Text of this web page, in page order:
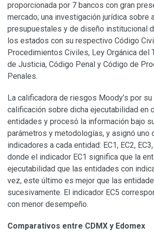
proporcionada por 7 bancos con gran
mercado; una in­vestigación jurídica sobre
presupuestales y de diseño institucional
los estados con su respectivo Código
Procedimientos Civiles, Ley Orgánica del
de Justicia, Código Penal y Código de
Penales.
La calificadora de riesgos Moody’s por
calificación sobre dicha ejecutabilidad en
entidades y procesó la información bajo
paráme­tros y metodologías, y asignó uno
indicadores a cada entidad: EC1, EC2,
donde el indicador EC1 significa que la
ejecutabilidad que las entidades con
vez, este último es mejor que las
sucesivamente. El indicador EC5
con menor desempeño.
Comparativos entre CDMX y Edomex